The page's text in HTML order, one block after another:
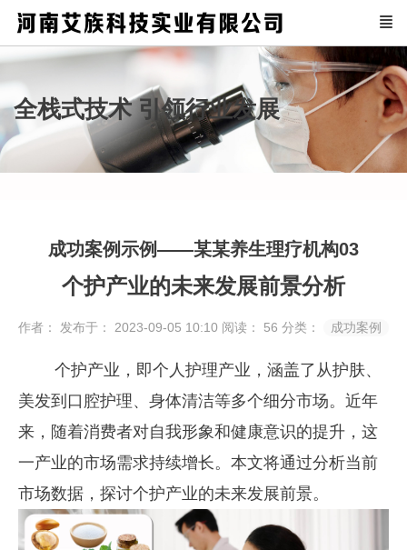
全栈式技术 引领行业发展
成功案例示例——某某养生理疗机构03
个护产业的未来发展前景分析
作者： 发布于： 2023-09-05 10:10 阅读： 56 分类： 成功案例
个护产业，即个人护理产业，涵盖了从护肤、
美发到口腔护理、身体清洁等多个细分市场。近年
来，随着消费者对自我形象和健康意识的提升，这
一产业的市场需求持续增长。本文将通过分析当前
市场数据，探讨个护产业的未来发展前景。